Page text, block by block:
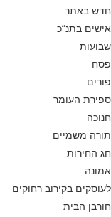
חדש באתר
אישים בתנ”כ
שבועות
פסח
פורים
ספירת העומר
חנוכה
תורה משמיים
חג החירות
אמונה
לעוסקים בקירוב רחוקים
חורבן הבית